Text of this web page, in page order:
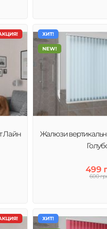
Лайн
ХИТ!
NEW!
Жалюзи
499
600
ХИТ!